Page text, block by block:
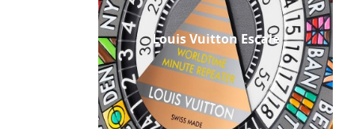
Louis Vuitton Escale